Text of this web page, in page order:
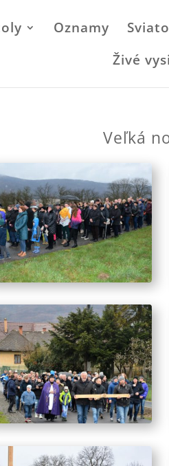
Oznamy
Živé
Veľká